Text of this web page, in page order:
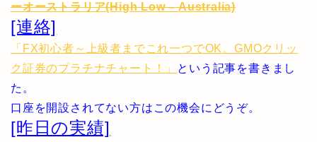
ーオーストラリア(High Low – Australia)
[連絡]
「FX初心者～上級者までこれ一つでOK。GMOクリッ
ク証券のプラチナチャート！」
という記事を書きまし
た。
口座を開設されてない方はこの機会にどうぞ。
[昨日の実績]